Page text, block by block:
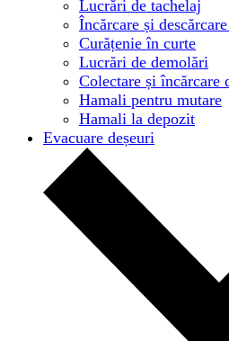
Lucrări de tachelaj
Încărcare și
Curățenie în curte
Lucrări de demolări
Colectare și încărcare
Hamali pentru mutare
Hamali la depozit
Evacuare deșeuri